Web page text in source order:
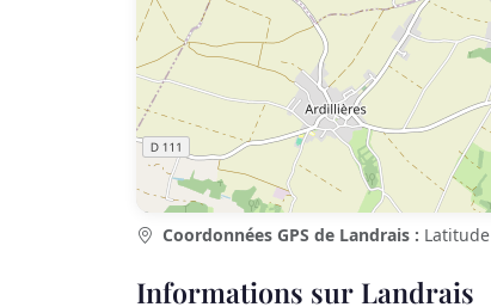
Coordonnées GPS de Landrais : Latitude
Informations sur Landrais